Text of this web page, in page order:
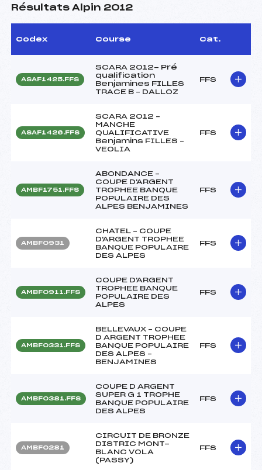
Résultats Alpin 2012
Codex Course Cat.
ASAF1425.FFS
SCARA 2012- Pré
qualification
Benjamines FILLES
TRACE B – DALLOZ
FFS
ASAF1426.FFS
SCARA 2012 –
MANCHE
QUALIFICATIVE
Benjamins FILLES –
VEOLIA
FFS
AMBF1751.FFS
ABONDANCE –
COUPE D'ARGENT
TROPHEE BANQUE
POPULAIRE DES
ALPES BENJAMINES
FFS
AMBF0931
CHATEL – COUPE
D'ARGENT TROPHEE
BANQUE POPULAIRE
DES ALPES
FFS
AMBF0911.FFS
COUPE D'ARGENT
TROPHEE BANQUE
POPULAIRE DES
ALPES
FFS
AMBF0331.FFS
BELLEVAUX – COUPE
D ARGENT TROPHEE
BANQUE POPULAIRE
DES ALPES –
BENJAMINES
FFS
AMBF0381.FFS
COUPE D ARGENT
SUPER G 1 TROPHE
BANQUE POPULAIRE
DES ALPES
FFS
AMBF0281
CIRCUIT DE BRONZE
DISTRIC MONT-
BLANC VOLA
(PASSY)
FFS